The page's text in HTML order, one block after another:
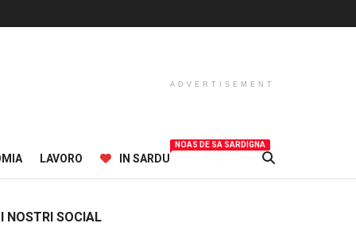
ADVERTISEMENT
LAVORO IN SARDU
NOAS DE SA SARDIGNA
I NOSTRI SOCIAL